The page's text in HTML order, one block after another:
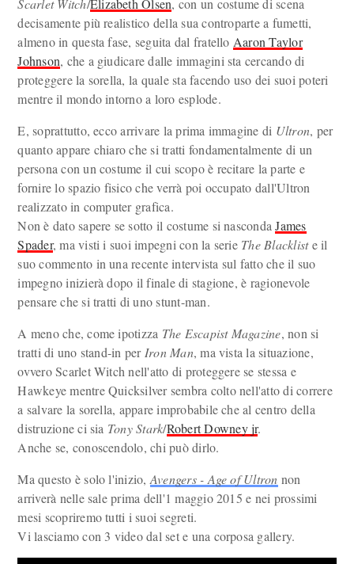
Scarlet Witch/Elizabeth Olsen, con un costume di scena
decisamente più realistico della sua controparte a fumetti,
almeno in questa fase, seguita dal fratello Aaron Taylor
Johnson, che a giudicare dalle immagini sta cercando di
proteggere la sorella, la quale sta facendo uso dei suoi poteri
mentre il mondo intorno a loro esplode.
E, soprattutto, ecco arrivare la prima immagine di Ultron, per
quanto appare chiaro che si tratti fondamentalmente di un
persona con un costume il cui scopo è recitare la parte e
fornire lo spazio fisico che verrà poi occupato dall'Ultron
realizzato in computer grafica.
Non è dato sapere se sotto il costume si nascondaJames
Spader, ma visti i suoi impegni con la serie The Blackliste il
suo commento in una recente intervista sul fatto che il suo
impegno inizierà dopo il finale di stagione, è ragionevole
pensare che si tratti di uno stunt-man.
A meno che, come ipotizza The Escapist Magazine, non si
tratti di uno stand-in per Iron Man, ma vista la situazione,
ovvero Scarlet Witch nell'atto di proteggere se stessa e
Hawkeye mentre Quicksilver sembra colto nell'atto di correre
a salvare la sorella, appare improbabile che al centro della
distruzione ci sia Tony Stark/Robert Downey jr.
Anche se, conoscendolo, chi può dirlo.
Ma questo è solo l'inizio, Avengers - Age of Ultron non
arriverà nelle sale prima dell'1 maggio 2015 e nei prossimi
mesi scopriremo tutti i suoi segreti.
Vi lasciamo con 3 video dal set e una corposa gallery.